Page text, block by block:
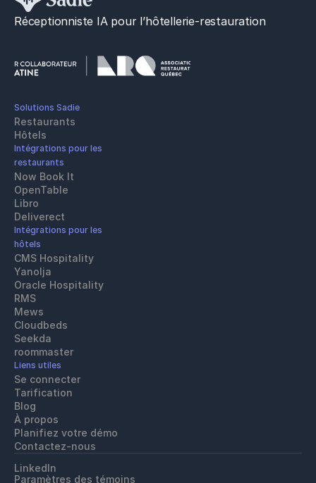
Réceptionniste IA pour l’hôtellerie-restauration
Solutions Sadie
Restaurants
Hôtels
Intégrations pour les
restaurants
Now Book It
OpenTable
Libro
Deliverect
Intégrations pour les
hôtels
CMS Hospitality
Yanolja
Oracle Hospitality
RMS
Mews
Cloudbeds
Seekda
roommaster
Liens utiles
Se connecter
Tarification
Blog
À propos
Planifiez votre démo
Contactez-nous
LinkedIn
Paramètres des témoins